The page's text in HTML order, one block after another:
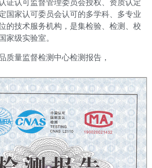
证认可监督管理委员会授权、资质认定
国家认可委员会认可的多学科、多专业
的技术服务机构，是集检验、检测、校
家级实验室。
质量监督检测中心检测报告 ，